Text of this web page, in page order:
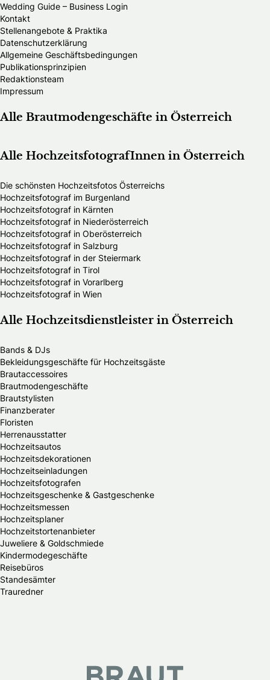
Wedding Guide – Business Login
Kontakt
Stellenangebote & Praktika
Datenschutzerklärung
Allgemeine Geschäftsbedingungen
Publikationsprinzipien
Redaktionsteam
Impressum
Alle Brautmodengeschäfte in Österreich
Alle HochzeitsfotografInnen in Österreich
Die schönsten Hochzeitsfotos Österreichs
Hochzeitsfotograf im Burgenland
Hochzeitsfotograf in Kärnten
Hochzeitsfotograf in Niederösterreich
Hochzeitsfotograf in Oberösterreich
Hochzeitsfotograf in Salzburg
Hochzeitsfotograf in der Steiermark
Hochzeitsfotograf in Tirol
Hochzeitsfotograf in Vorarlberg
Hochzeitsfotograf in Wien
Alle Hochzeitsdienstleister in Österreich
Bands & DJs
Bekleidungsgeschäfte für Hochzeitsgäste
Brautaccessoires
Brautmodengeschäfte
Brautstylisten
Finanzberater
Floristen
Herrenausstatter
Hochzeitsautos
Hochzeitsdekorationen
Hochzeitseinladungen
Hochzeitsfotografen
Hochzeitsgeschenke & Gastgeschenke
Hochzeitsmessen
Hochzeitsplaner
Hochzeitstortenanbieter
Juweliere & Goldschmiede
Kindermodegeschäfte
Reisebüros
Standesämter
Trauredner